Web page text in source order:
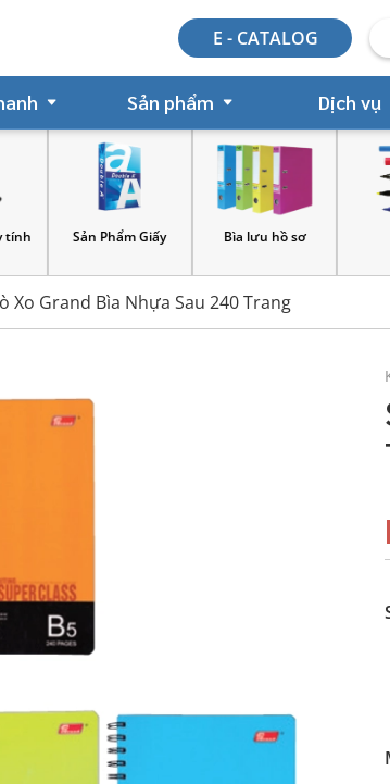
E - CATALOG
Sản phẩm Dịch vụ
Phẩm Giấy Bìa lưu hồ sơ
Xo Grand Bìa Nhựa Sau 240 Trang